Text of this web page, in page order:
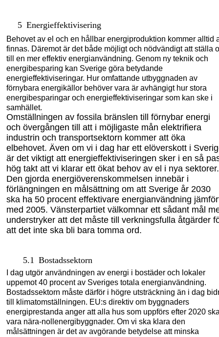
5 Energieffektivisering
Behovet av el och en hållbar energiproduktion kommer alltid
finnas. Däremot är det både möjligt och nödvändigt att ställa
till en mer effektiv energianvändning. Genom ny teknik och
energibesparing kan Sverige göra betydande
energieffektiviseringar. Hur omfattande utbyggnaden av
förnybara energikällor behöver vara är avhängigt hur stora
energibesparingar och energieffektiviseringar som kan ske i
samhället.
Omställningen av fossila bränslen till förnybar energi
och övergången till att i möjligaste mån elektrifiera
industrin och transportsektorn kommer att öka
elbehovet. Även om vi i dag har ett elöverskott i
är det viktigt att energieffektiviseringen sker i en så
hög takt att vi klarar ett ökat behov av el i nya sektorer.
Den gjorda energiöverenskommelsen innebär i
förlängningen en målsättning om att Sverige år 2030
ska ha 50 procent effektivare energianvändning
med 2005. Vänsterpartiet välkomnar ett sådant mål
understryker att det måste till verkningsfulla åtgärder
att det inte ska bli bara tomma ord.
5.1 Bostadssektorn
I dag utgör användningen av energi i bostäder och lokaler
uppemot 40 procent av Sveriges totala energianvändning.
Bostadssektorn måste därför i högre utsträckning än i dag
till klimatomställningen. EU:s direktiv om byggnaders
energiprestanda anger att alla hus som uppförs efter 2020
vara nära-nollenergibyggnader. Om vi ska klara den
målsättningen är det av avgörande betydelse att minska